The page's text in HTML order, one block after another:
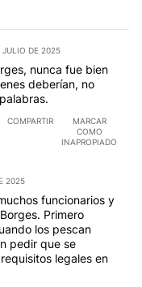
JULIO DE 2025
nunca fue bien
deberían, no
COMPARTIR
MARCAR
COMO
INAPROPIADO
2025
funcionarios y
Primero
los pescan
pedir que se
legales en